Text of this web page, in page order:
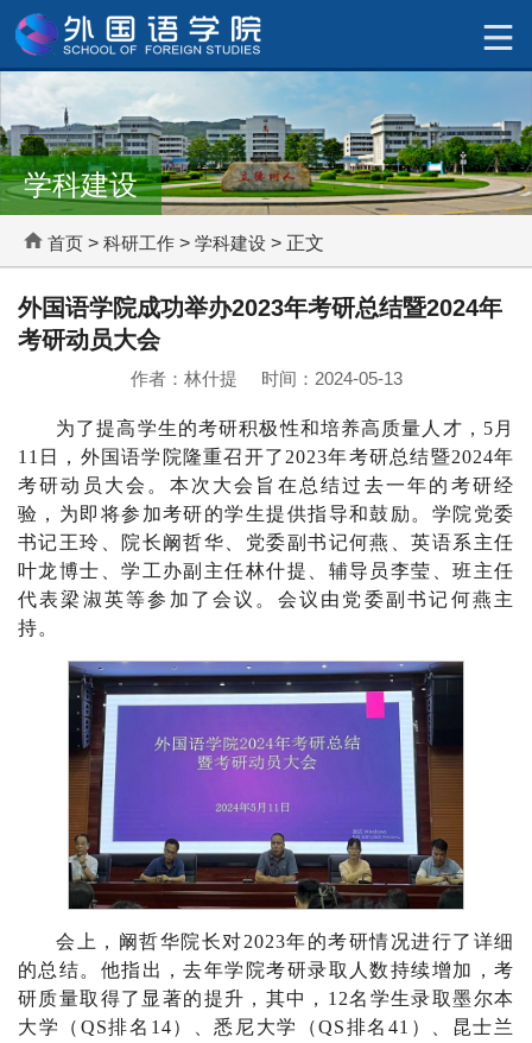
学科建设
首页 > 科研工作 > 学科建设 > 正文
外国语学院成功举办2023年考研总结暨2024年
考研动员大会
作者：林什提 时间：2024-05-13
为了提高学生的考研积极性和培养高质量人才，5月
11日，外国语学院隆重召开了2023年考研总结暨2024年
考研动员大会。本次大会旨在总结过去一年的考研经
验，为即将参加考研的学生提供指导和鼓励。学院党委
书记王玲、院长阚哲华、党委副书记何燕、英语系主任
叶龙博士、学工办副主任林什提、辅导员李莹、班主任
代表梁淑英等参加了会议。会议由党委副书记何燕主
持。
会上，阚哲华院长对2023年的考研情况进行了详细
的总结。他指出，去年学院考研录取人数持续增加，考
研质量取得了显著的提升，其中，12名学生录取墨尔本
大学（QS排名14）、悉尼大学（QS排名41）、昆士兰